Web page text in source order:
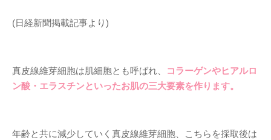
(日経新聞掲載記事より)
真皮線維芽細胞は肌細胞とも呼ばれ、
コラーゲンやヒアルロ
ン酸・エラスチンといったお肌の三大要素を作ります。
年齢と共に減少していく真皮線維芽細胞、こちらを採取後は